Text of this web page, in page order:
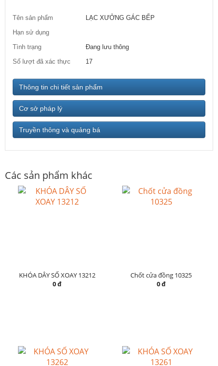
Tên sản phẩm
LẠC XƯỞNG GÁC BẾP
Hạn sử dụng
Tình trạng
Đang lưu thông
Số lượt đã xác thực
17
Thông tin chi tiết sản phẩm
Cơ sở pháp lý
Truyền thông và quảng bá
Các sản phẩm khác
KHÓA DÂY SỐ XOAY 13212
0 đ
Chốt cửa đồng 10325
0 đ